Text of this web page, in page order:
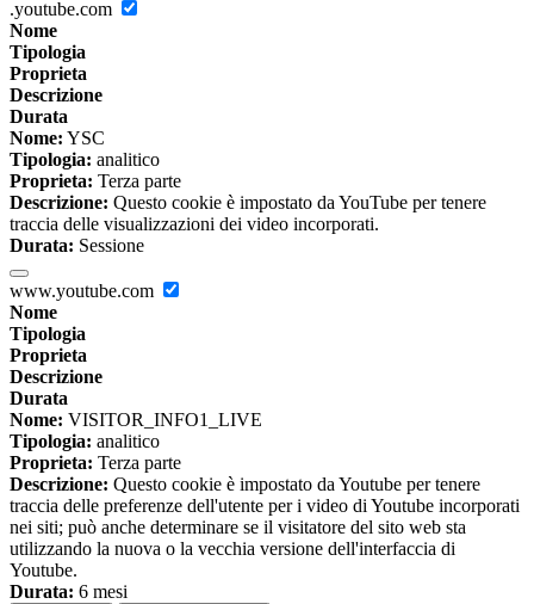
.youtube.com
Nome
Tipologia
Proprieta
Descrizione
Durata
Nome: YSC
Tipologia: analitico
Proprieta: Terza parte
Descrizione: Questo cookie è impostato da YouTube per tenere
traccia delle visualizzazioni dei video incorporati.
Durata: Sessione
www.youtube.com
Nome
Tipologia
Proprieta
Descrizione
Durata
Nome: VISITOR_INFO1_LIVE
Tipologia: analitico
Proprieta: Terza parte
Descrizione: Questo cookie è impostato da Youtube per tenere
traccia delle preferenze dell'utente per i video di Youtube incorporati
nei siti; può anche determinare se il visitatore del sito web sta
utilizzando la nuova o la vecchia versione dell'interfaccia di
Youtube.
Durata: 6 mesi